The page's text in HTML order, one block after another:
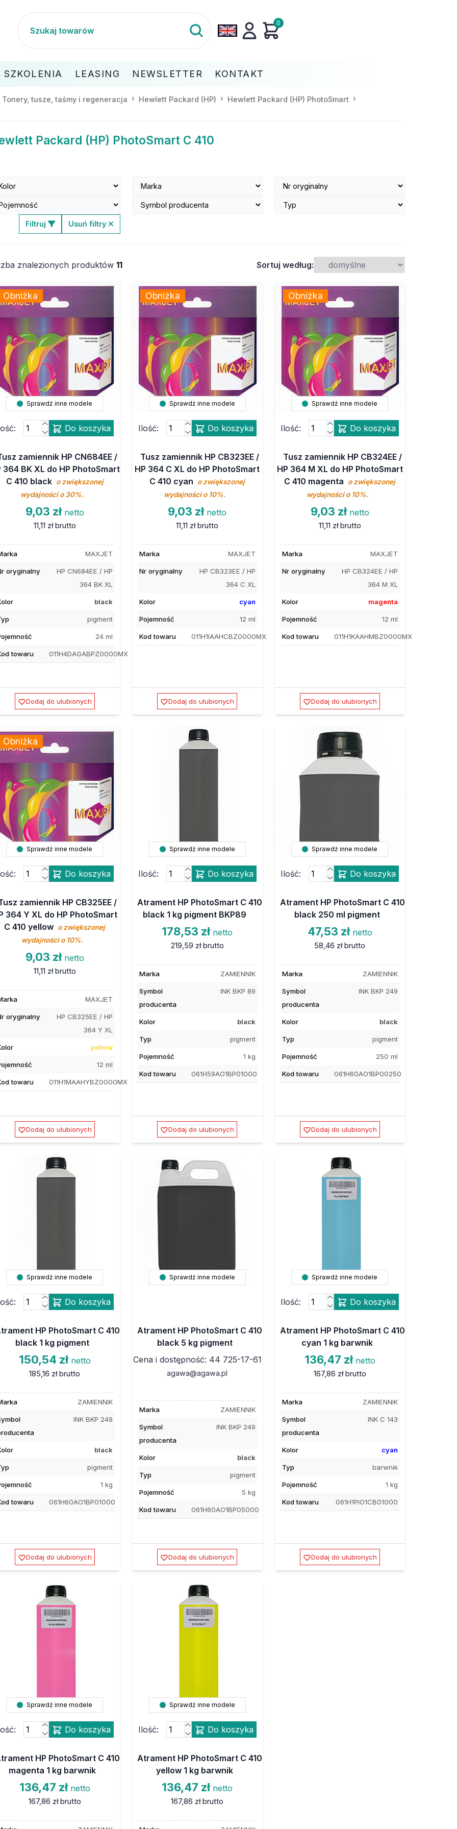
0
SZKOLENIA LEASING NEWSLETTER KONTAKT
Tonery, tusze, taśmy i regeneracja Hewlett Packard (HP) Hewlett Packard (HP) PhotoSmart
Packard (HP) PhotoSmart C 410
Filtruj Usuń filtry
znalezionych produktów 11 Sortuj według:
Sprawdź inne modele
Obniżka
Do koszyka
zamiennik HP CN684EE /
364 BK XL do HP PhotoSmart
C 410 black o zwiększonej
wydajności o 30%.
9,03 zł netto
11,11 zł brutto
MAXJET
oryginalny
HP CN684EE / HP
364 BK XL
black
pigment
24 ml
towaru 011H4DAGABPZ0000MX
Dodaj do ulubionych
Sprawdź inne modele
Obniżka
Ilość: Do koszyka
Tusz zamiennik HP CB323EE /
HP 364 C XL do HP PhotoSmart
C 410 cyan
o zwiększonej
wydajności o 10%.
9,03 zł netto
11,11 zł brutto
Marka MAXJET
Nr oryginalny
HP CB323EE / HP
364 C XL
Kolor cyan
Pojemność 12 ml
Kod towaru 011H1IAAHCBZ0000MX
Dodaj do ulubionych
Sprawdź inne modele
Obniżka
Ilość: Do koszyka
Tusz zamiennik HP CB324EE /
HP 364 M XL do HP PhotoSmart
C 410 magenta
o zwiększonej
wydajności o 10%.
9,03 zł netto
11,11 zł brutto
Marka MAXJET
Nr oryginalny
HP CB324EE / HP
364 M XL
Kolor magenta
Pojemność 12 ml
Kod towaru 011H1KAAHMBZ0000MX
Dodaj do ulubionych
Sprawdź inne modele
Obniżka
Do koszyka
zamiennik HP CB325EE /
364 Y XL do HP PhotoSmart
C 410 yellow o zwiększonej
wydajności o 10%.
9,03 zł netto
11,11 zł brutto
MAXJET
oryginalny
HP CB325EE / HP
364 Y XL
yellow
12 ml
towaru 011H1MAAHYBZ0000MX
Dodaj do ulubionych
Sprawdź inne modele
Ilość: Do koszyka
Atrament HP PhotoSmart C 410
black 1 kg pigment BKP89
178,53 zł netto
219,59 zł brutto
Marka ZAMIENNIK
Symbol
producenta
INK BKP 89
Kolor black
Typ pigment
Pojemność 1 kg
Kod towaru 061H59AO1BP01000
Dodaj do ulubionych
Sprawdź inne modele
Ilość: Do koszyka
Atrament HP PhotoSmart C 410
black 250 ml pigment
47,53 zł netto
58,46 zł brutto
Marka ZAMIENNIK
Symbol
producenta
INK BKP 249
Kolor black
Typ pigment
Pojemność 250 ml
Kod towaru 061H60AO1BP00250
Dodaj do ulubionych
Sprawdź inne modele
Do koszyka
HP PhotoSmart C 410
black 1 kg pigment
150,54 zł netto
185,16 zł brutto
ZAMIENNIK
INK BKP 249
black
pigment
1 kg
towaru 061H60AO1BP01000
Dodaj do ulubionych
Sprawdź inne modele
Atrament HP PhotoSmart C 410
black 5 kg pigment
Cena i dostępność: 44 725-17-61
agawa@agawa.pl
Marka ZAMIENNIK
Symbol
producenta
INK BKP 249
Kolor black
Typ pigment
Pojemność 5 kg
Kod towaru 061H60AO1BP05000
Dodaj do ulubionych
Sprawdź inne modele
Ilość: Do koszyka
Atrament HP PhotoSmart C 410
cyan 1 kg barwnik
136,47 zł netto
167,86 zł brutto
Marka ZAMIENNIK
Symbol
producenta
INK C 143
Kolor cyan
Typ barwnik
Pojemność 1 kg
Kod towaru 061H1PIO1CB01000
Dodaj do ulubionych
Sprawdź inne modele
Do koszyka
HP PhotoSmart C 410
magenta 1 kg barwnik
136,47 zł netto
167,86 zł brutto
Sprawdź inne modele
Ilość: Do koszyka
Atrament HP PhotoSmart C 410
yellow 1 kg barwnik
136,47 zł netto
167,86 zł brutto